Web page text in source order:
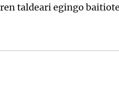
taldeari egingo